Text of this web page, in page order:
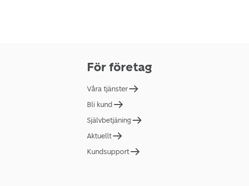
För företag
Våra tjänster
Bli kund
Självbetjäning
Aktuellt
Kundsupport